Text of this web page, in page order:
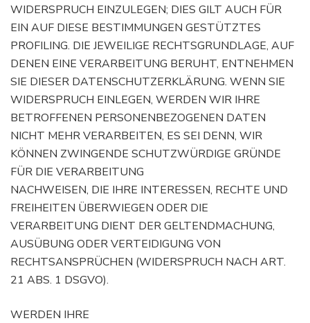
WIDERSPRUCH EINZULEGEN; DIES GILT AUCH FÜR
EIN AUF DIESE BESTIMMUNGEN GESTÜTZTES
PROFILING. DIE JEWEILIGE RECHTSGRUNDLAGE, AUF
DENEN EINE VERARBEITUNG BERUHT, ENTNEHMEN
SIE DIESER DATENSCHUTZERKLÄRUNG. WENN SIE
WIDERSPRUCH EINLEGEN, WERDEN WIR IHRE
BETROFFENEN PERSONENBEZOGENEN DATEN
NICHT MEHR VERARBEITEN, ES SEI DENN, WIR
KÖNNEN ZWINGENDE SCHUTZWÜRDIGE GRÜNDE
FÜR DIE VERARBEITUNG
NACHWEISEN, DIE IHRE INTERESSEN, RECHTE UND
FREIHEITEN ÜBERWIEGEN ODER DIE
VERARBEITUNG DIENT DER GELTENDMACHUNG,
AUSÜBUNG ODER VERTEIDIGUNG VON
RECHTSANSPRÜCHEN (WIDERSPRUCH NACH ART.
21 ABS. 1 DSGVO).
WERDEN IHRE